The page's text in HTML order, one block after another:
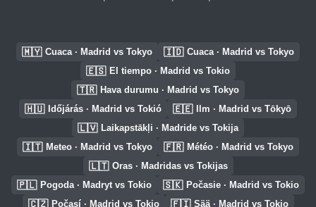
🇲🇾 Cuaca · Madrid vs Tokyo 🇮🇩 Cuaca · Madrid vs Tokyo
🇪🇸 El tiempo · Madrid vs Tokio
🇹🇷 Hava durumu · Madrid vs Tokyo
🇭🇺 Időjárás · Madrid vs Tokió 🇪🇪 Ilm · Madrid vs Tōkyō
🇱🇻 Laikapstākļi · Madride vs Tokija
🇮🇹 Meteo · Madrid vs Tokyo 🇫🇷 Météo · Madrid vs Tokyo
🇱🇹 Oras · Madridas vs Tokijas
🇵🇱 Pogoda · Madryt vs Tokio 🇸🇰 Počasie · Madrid vs Tokio
🇨🇿 Počasí · Madrid vs Tokio 🇫🇮 Sää · Madrid vs Tokio